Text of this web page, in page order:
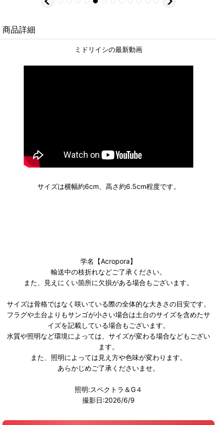
商品詳細
ミドリイシの最新動画
サイズは横幅約6cm、高さ約6.5cm程度です。
学名【Acropora】
輸送中の枝折れなどご了承ください。
また、見えにくい箇所に欠損がある場合もございます。
サイズは骨格ではなく咲いている際の全体的な大きさの目安です。
フラグや土台よりもサンゴが小さい場合は土台のサイズを含めたサ
イズを記載している場合もございます。
水質や照明など環境によっては、サイズが変わる場合などもござい
ます。
また、照明によっては見え方や色味が変わります。
あらかじめご了承くださいませ。
照明:スペクトラ＆G４
撮影日:2026/6/9